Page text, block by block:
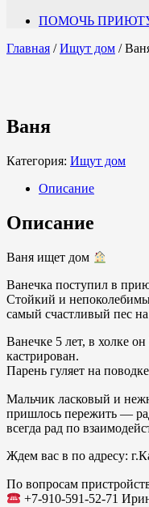
ПОМОЧЬ
Главная /Ищут дом /
Ваня
Категория: Ищут дом
Описание
Описание
Ваня ищет дом
Ванечка поступил в
Стойкий и
самый счастливый пес на
Ванечке 5 лет, в холке
кастрирован.
Парень гуляет на
Мальчик ласковый и
пришлось пережить —
всегда рад по
Ждем вас в по адресу:
По вопросам
+7-910-591-52-71